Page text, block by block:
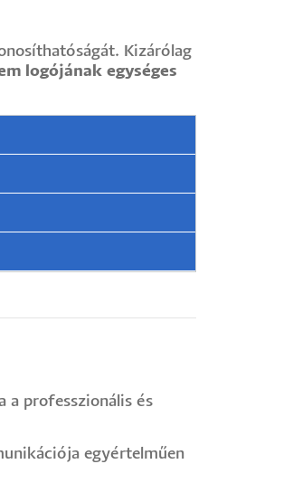
Kizárólag
logójának egységes
a professzionális és
egyértelműen